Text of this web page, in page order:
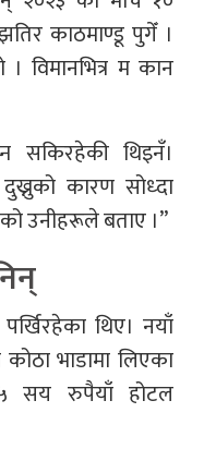
काठमाण्डू पुगेँ ।
। विमानभित्र म कान
थिइनँ।
कारण सोध्दा
उनीहरूले बताए ।”
थिए। नयाँ
कोठा भाडामा लिएका
सय रुपैयाँ होटल